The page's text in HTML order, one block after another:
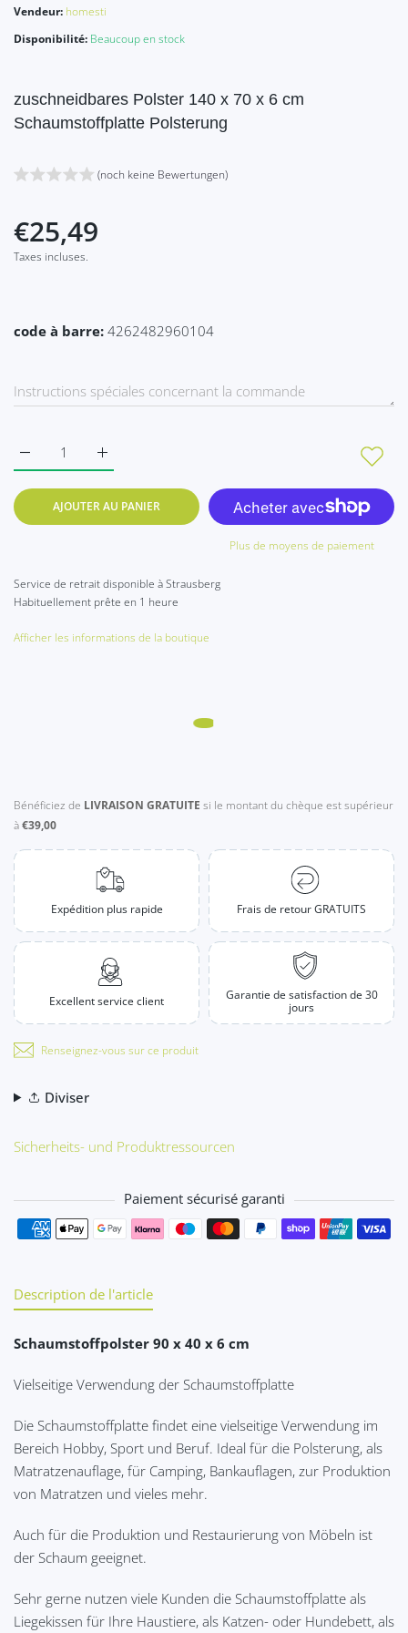
Vendeur: homesti
Disponibilité: Beaucoup en stock
zuschneidbares Polster 140 x 70 x 6 cm
Schaumstoffplatte Polsterung
(noch keine Bewertungen)
€25,49
Taxes incluses.
code à barre: 4262482960104
Augmenter la quantité de zuschneidbares
Augmenter la quantité de zuschneidbares Polster 140 x 70
AJOUTER AU PANIER
Plus de moyens de paiement
Service de retrait disponible àStrausberg
Habituellement prête en 1 heure
Afficher les informations de la boutique
Bénéficiez de LIVRAISON GRATUITE si le montant du chèque est supérieur
à€39,00
Expédition plus rapide Frais de retour GRATUITS
Excellent service client
Garantie de satisfaction de 30
jours
Renseignez-vous sur ce produit
Diviser
Sicherheits- und Produktressourcen
Paiement sécurisé garanti
Moyens de paiement
Description de l'article
Schaumstoffpolster 90 x 40 x 6 cm
Vielseitige Verwendung der Schaumstoffplatte
Die Schaumstoffplatte findet eine vielseitige Verwendung im
Bereich Hobby, Sport und Beruf. Ideal für die Polsterung, als
Matratzenauflage, für Camping, Bankauflagen, zur Produktion
von Matratzen und vieles mehr.
Auch für die Produktion und Restaurierung von Möbeln ist
der Schaum geeignet.
Sehr gerne nutzen viele Kunden die Schaumstoffplatte als
Liegekissen für Ihre Haustiere, als Katzen- oder Hundebett, als